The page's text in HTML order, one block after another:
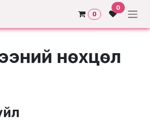
0
0
нөхцөл